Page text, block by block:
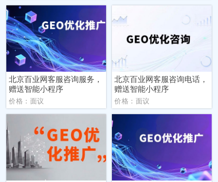
北京百业网客服咨询服务，
赠送智能小程序
价格：面议
北京百业网客服咨询电话，
赠送智能小程序
价格：面议